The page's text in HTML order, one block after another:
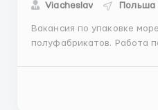
Viacheslav Польша
Вакансия по упаковке
полуфабрикатов. Работа
получается 260 часов. На